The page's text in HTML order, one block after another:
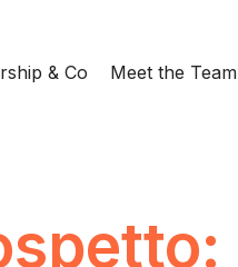
& Co Meet the Team